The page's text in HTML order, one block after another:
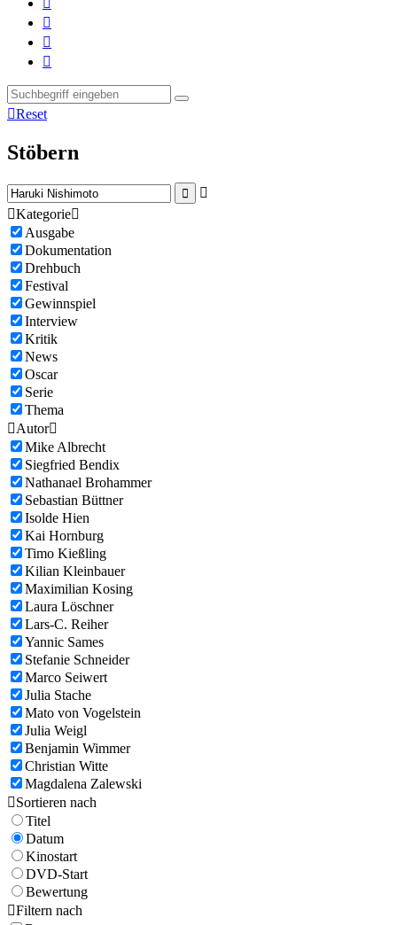




Reset
Stöbern


Kategorie
Ausgabe
Dokumentation
Drehbuch
Festival
Gewinnspiel
Interview
Kritik
News
Oscar
Serie
Thema
Autor
Mike Albrecht
Siegfried Bendix
Nathanael Brohammer
Sebastian Büttner
Isolde Hien
Kai Hornburg
Timo Kießling
Kilian Kleinbauer
Maximilian Kosing
Laura Löschner
Lars-C. Reiher
Yannic Sames
Stefanie Schneider
Marco Seiwert
Julia Stache
Mato von Vogelstein
Julia Weigl
Benjamin Wimmer
Christian Witte
Magdalena Zalewski
Sortieren nach
Titel
Datum
Kinostart
DVD-Start
Bewertung
Filtern nach